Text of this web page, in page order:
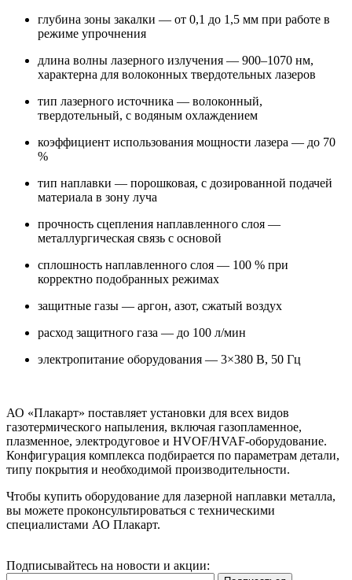
глубина зоны закалки — от 0,1 до 1,5 мм при работе в
режиме упрочнения
длина волны лазерного излучения — 900–1070 нм,
характерна для волоконных твердотельных лазеров
тип лазерного источника — волоконный,
твердотельный, с водяным охлаждением
коэффициент использования мощности лазера — до 70
%
тип наплавки — порошковая, с дозированной подачей
материала в зону луча
прочность сцепления наплавленного слоя —
металлургическая связь с основой
сплошность наплавленного слоя — 100 % при
корректно подобранных режимах
защитные газы — аргон, азот, сжатый воздух
расход защитного газа — до 100 л/мин
электропитание оборудования — 3×380 В, 50 Гц
АО «Плакарт» поставляет установки для всех видов
газотермического напыления, включая газопламенное,
плазменное, электродуговое и HVOF/HVAF-оборудование.
Конфигурация комплекса подбирается по параметрам детали,
типу покрытия и необходимой производительности.
Чтобы купить оборудование для лазерной наплавки металла,
вы можете проконсультироваться с техническими
специалистами АО Плакарт.
Подписывайтесь на новости и акции: